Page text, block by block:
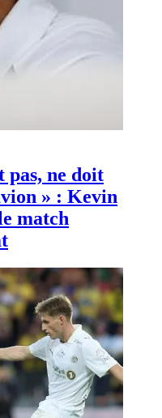
pas, ne doit
» : Kevin
match